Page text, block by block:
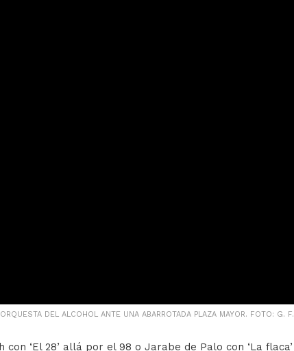
DEL ALCOHOL ANTE UNA ABARROTADA PLAZA MAYOR. FOTO: G. F.
con ‘El 28’ allá por el 98 o Jarabe de Palo con ‘La flaca’